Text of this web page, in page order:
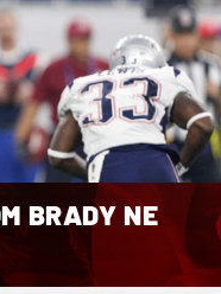
BRADY NE